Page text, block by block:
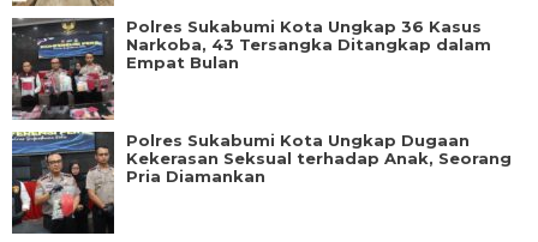
Polres Sukabumi Kota Ungkap 36 Kasus
Narkoba, 43 Tersangka Ditangkap dalam
Empat Bulan
Polres Sukabumi Kota Ungkap Dugaan
Kekerasan Seksual terhadap Anak, Seorang
Pria Diamankan